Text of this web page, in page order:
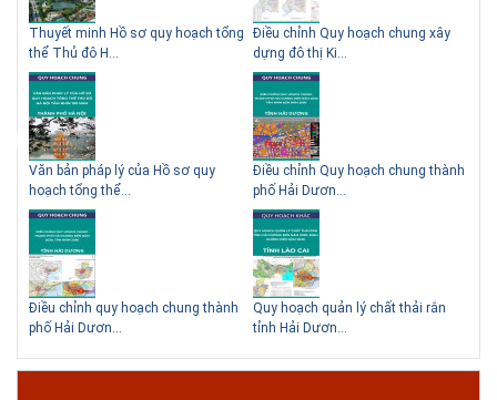
Thuyết minh Hồ sơ quy hoạch tổng
thể Thủ đô H...
Văn bản pháp lý của Hồ sơ quy
hoạch tổng thể...
Điều chỉnh quy hoạch chung thành
phố Hải Dươn...
Điều chỉnh Quy hoạch chung xây
dựng đô thị Ki...
Điều chỉnh Quy hoạch chung thành
phố Hải Dươn...
Quy hoạch quản lý chất thải rắn
tỉnh Hải Dươn...